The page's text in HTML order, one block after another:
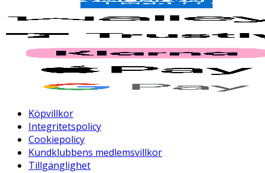
Köpvillkor
Integritetspolicy
Cookiepolicy
Kundklubbens medlemsvillkor
Tillgänglighet